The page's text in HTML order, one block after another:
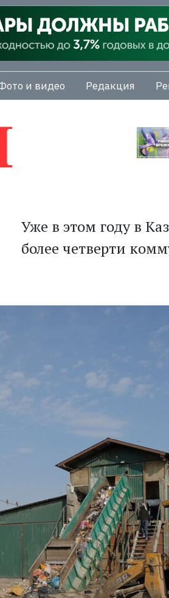
и видео Редакция
Уже в этом году в
более четверти